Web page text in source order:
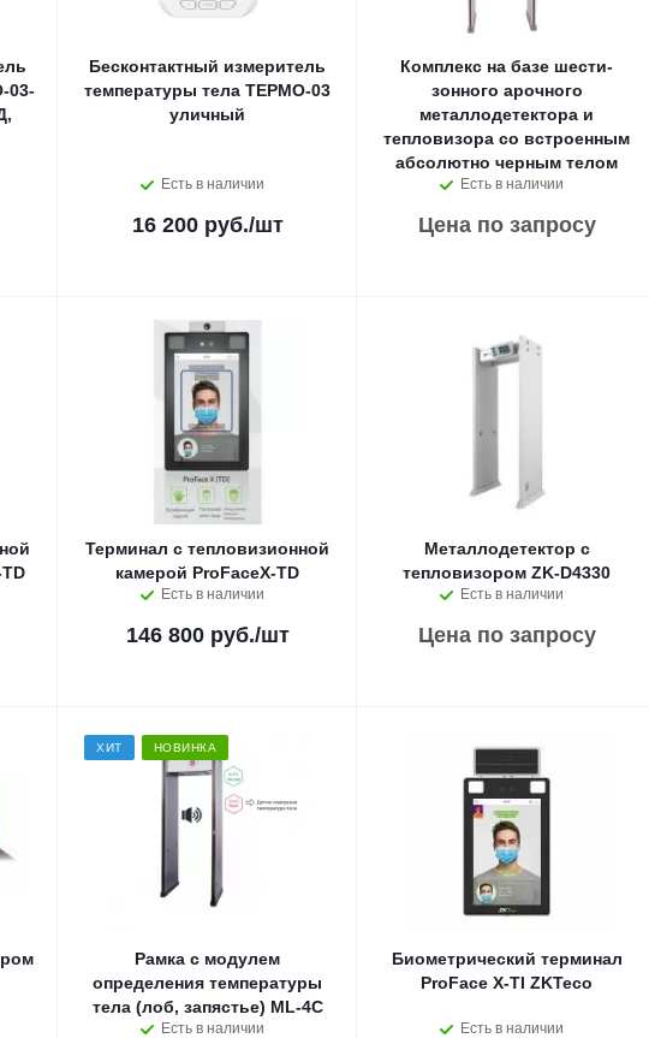
03-
Бесконтактный измеритель
температуры тела ТЕРМО-03
уличный
Есть в наличии
16 200 руб./шт
Комплекс на базе шести-
зонного арочного
металлодетектора и
тепловизора со встроенным
абсолютно черным телом
Есть в наличии
Цена по запросу
Терминал с тепловизионной
камерой ProFaceX-TD
Есть в наличии
146 800 руб./шт
Металлодетектор с
тепловизором ZK-D4330
Есть в наличии
Цена по запросу
ХИТ НОВИНКА
Рамка с модулем
определения температуры
тела (лоб, запястье) ML-4C
Есть в наличии
Биометрический терминал
ProFace X-TI ZKTeco
Есть в наличии